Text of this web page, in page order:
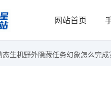
网站首页
态生机野外隐藏任务幻象怎么完